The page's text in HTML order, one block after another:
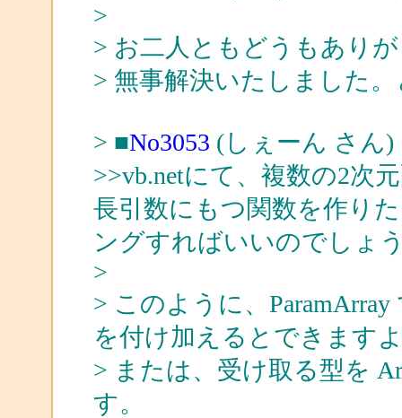
>
> お二人ともどうもあり
> 無事解決いたしました
> ■No3053 (しぇーん さん)
>>vb.netにて、複数の2次
長引数にもつ関数を作り
ングすればいいのでしょ
>
> このように、
を付け加えるとできます
> または、受け取る型を
す。